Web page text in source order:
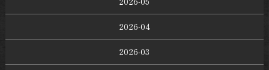
2026-04
2026-03